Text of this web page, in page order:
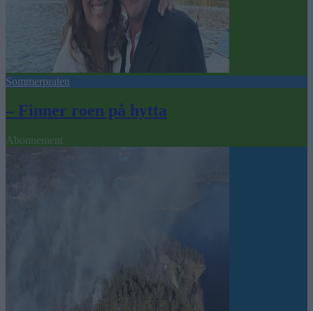
Sommerpraten
– Finner roen på hytta
Abonnement